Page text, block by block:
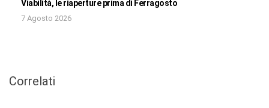
Viabilità, le riaperture prima di Ferragosto
7 Agosto 2026
Correlati